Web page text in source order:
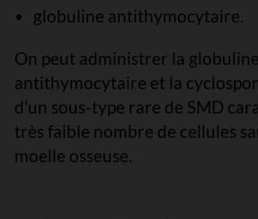
globuline antithymocytaire.
On peut administrer la globuline
antithymocytaire et la
d'un sous-type rare de SMD
très faible nombre de cellules
moelle osseuse.